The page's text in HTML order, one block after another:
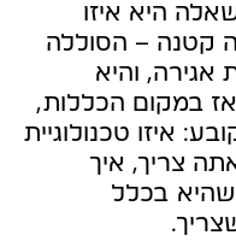
היא איזו
קטנה – הסוללה
אגירה, והיא
במקום הכללות,
איזו טכנולוגיית
צריך, איך
שהיא בכלל